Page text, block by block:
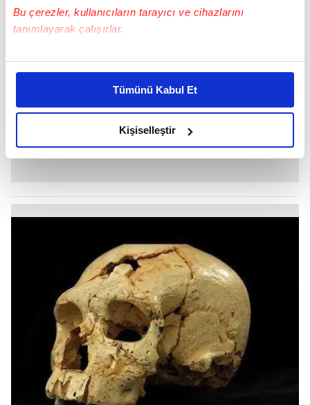
Bu çerezler, kullanıcıların tarayıcı ve cihazlarını
tanımlayarak çalışırlar.
Bu çerezlere izin vermeniz halinde sizlere özel
daha iyi reklam deneyimi yaşatabiliriz. Bunu yaparken
amacımızın size daha iyi bir reklam deneyimi sunmak
olduğunu ve sizlere en iyi içerikleri sunabilmek adına
elimizden gelen çabayı gösterdiğimizi ve bu noktada,
reklamların maliyetlerimizi karşılamak noktasında tek gelir
Sizlere daha iyi bir hizmet sunabilmek için İnternet
Sitemizde kendimize ve üçüncü kişilere ait çerezler
kullanılmaktadır. Bu çerezler vasıtasıyla çeşitli kişisel
verileriniz işlenmekte olup gerekli olan çerezler bilgi
toplumu hizmetlerinin sunulması amacıyla
kullanılmaktadır. Diğer çerezler, sitemizin daha işlevsel
kılınması ve kişiselleştirilmesi ve sizlere yönelik
reklam/pazarlama faaliyetlerinin yapılması, amaçlarıyla
Tümünü Kabul Et
Kişiselleştir